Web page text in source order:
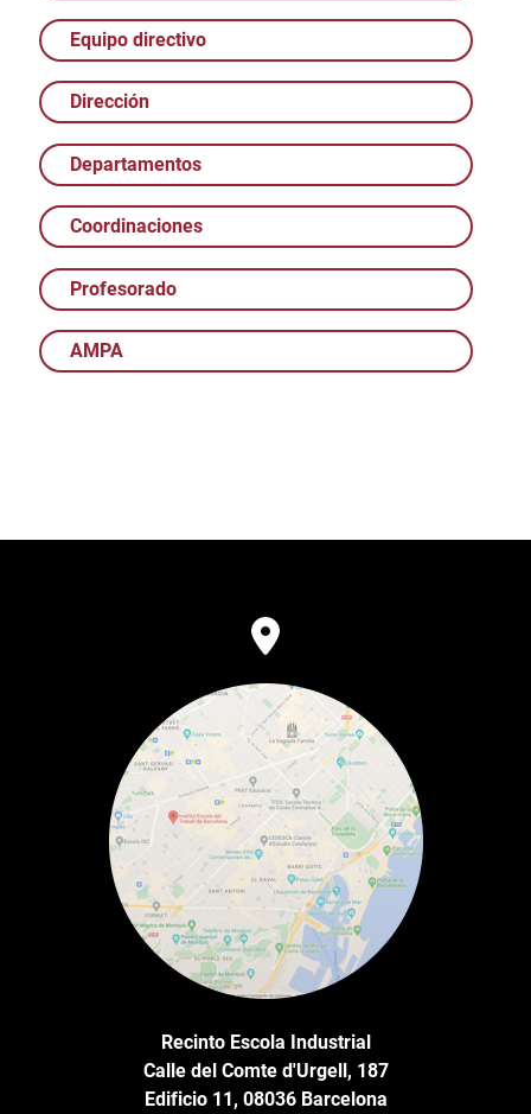
Equipo directivo
Dirección
Departamentos
Coordinaciones
Profesorado
AMPA
Recinto Escola Industrial
Calle del Comte d'Urgell, 187
Edificio 11, 08036 Barcelona